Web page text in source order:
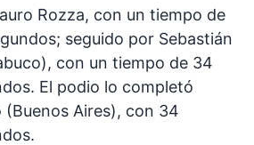
Rozza, con un tiempo de
seguido por Sebastián
con un tiempo de 34
El podio lo completó
Aires), con 34